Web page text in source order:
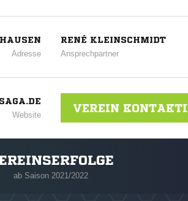
Adresse
RENÉ KLEINSCHMIDT
Ansprechpartner
Website
VEREIN
ab Saison 2021/2022